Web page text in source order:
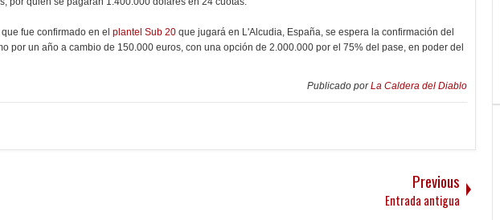
fue confirmado en el plantel Sub 20 que jugará en L'Alcudia, España, se espera la confirmación del
por un año a cambio de 150.000 euros, con una opción de 2.000.000 por el 75% del pase, en poder del
Publicado porLa Caldera del Diablo
Previous
Entrada antigua